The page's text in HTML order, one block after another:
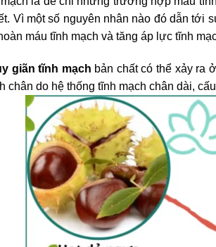
Vì một số nguyên nhân nào đó dẫn tới
máu tĩnh mạch và tăng áp lực tĩnh
giãn tĩnh mạch bản chất có thể xảy ra
chân do hệ thống tĩnh mạch chân dài,